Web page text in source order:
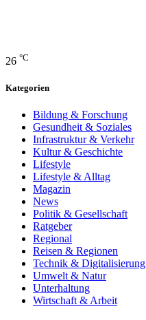
26 °C
Kategorien
Bildung & Forschung
Gesundheit & Soziales
Infrastruktur & Verkehr
Kultur & Geschichte
Lifestyle
Lifestyle & Alltag
Magazin
News
Politik & Gesellschaft
Ratgeber
Regional
Reisen & Regionen
Technik & Digitalisierung
Umwelt & Natur
Unterhaltung
Wirtschaft & Arbeit